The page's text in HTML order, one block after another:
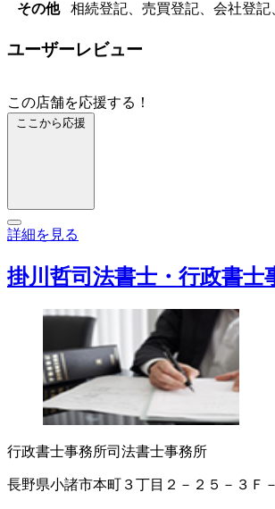
その他
相続登記、売買登記、会社登記
ユーザーレビュー
この店舗を応援する！
ここから応援
詳細を見る
掛川哲司法書士・行政書士
行政書士事務所司法書士事務所
長野県小諸市本町３丁目２－２５－３Ｆ